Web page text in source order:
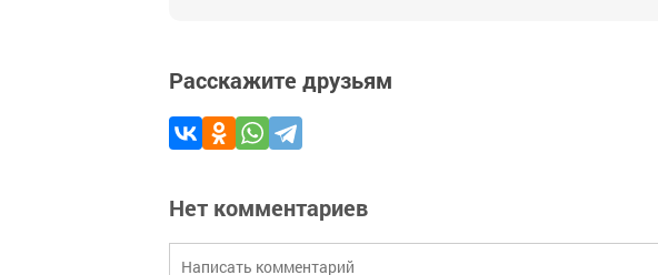
Расскажите друзьям
Нет комментариев